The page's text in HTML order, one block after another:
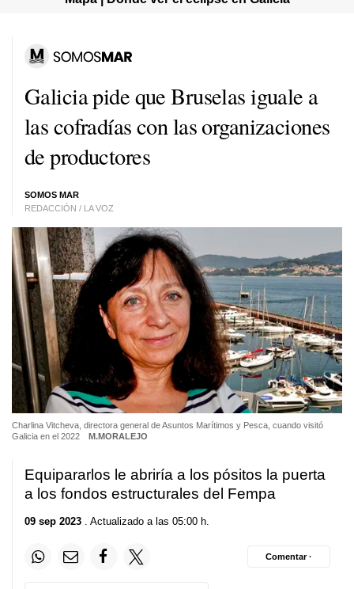
Galicia pide que Bruselas iguale a
las cofradías con las organizaciones
de productores
SOMOS MAR
REDACCIÓN / LA VOZ
Charlina Vitcheva, directora general de Asuntos Marítimos y Pesca, cuando visitó
Galicia en el 2022
M.MORALEJO
Equipararlos le abriría a los pósitos la puerta
a los fondos estructurales del Fempa
09 sep 2023 . Actualizado a las 05:00 h.
Comentar ·